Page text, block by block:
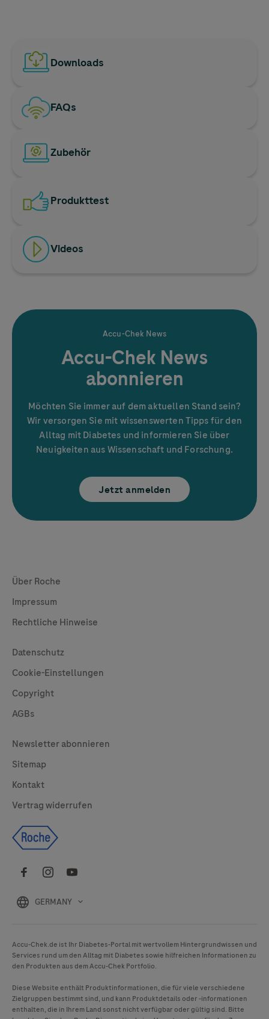
Downloads
FAQs
Zubehör
Produkttest
Videos
Accu-Chek News
Accu-Chek News
abonnieren
Möchten Sie immer auf dem aktuellen Stand sein?
Wir versorgen Sie mit wissenswerten Tipps für den
Alltag mit Diabetes und informieren Sie über
Neuigkeiten aus Wissenschaft und Forschung.
Jetzt anmelden
GERMANY
Global Websites
Über Roche
Impressum
Rechtliche Hinweise
Useful Links
Datenschutz
Cookie-Einstellungen
Copyright
AGBs
Legal
Newsletter abonnieren
Sitemap
Kontakt
Vertrag widerrufen
Accu-Chek.de ist Ihr Diabetes-Portal mit wertvollem Hintergrundwissen und
Services rund um den Alltag mit Diabetes sowie hilfreichen Informationen zu
den Produkten aus demAccu-Chek Portfolio.
Diese Website enthält Produktinformationen, die für viele verschiedene
Zielgruppen bestimmt sind, und kann Produktdetails oder -informationen
enthalten, die in Ihrem Land sonst nicht verfügbar oder gültig sind. Bitte